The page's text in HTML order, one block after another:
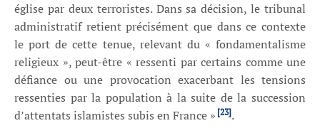
église par deux terroristes. Dans sa décision, le tribunal
administratif retient précisément que dans ce contexte
le port de cette tenue, relevant du « fondamentalisme
religieux », peut-être « ressenti par certains comme une
défiance ou une provocation exacerbant les tensions
ressenties par la population à la suite de la succession
d’attentats islamistes subis en France » [23].